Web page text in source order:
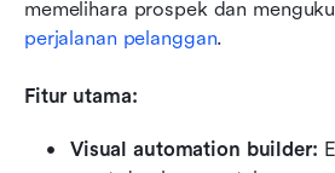
perjalanan pelanggan.
Fitur utama:
Visual automation builder: